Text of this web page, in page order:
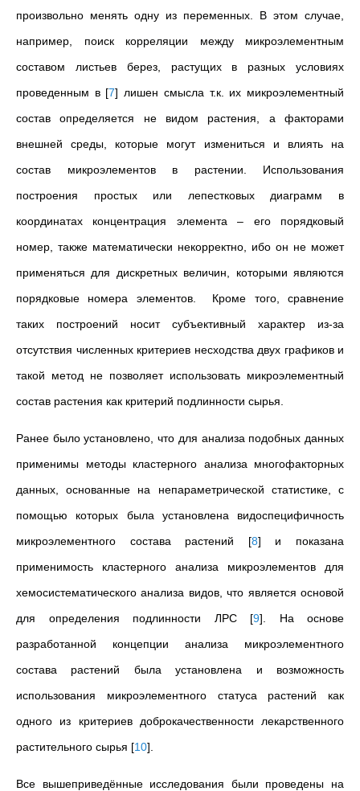
произвольно менять одну из переменных. В этом случае,
например, поиск корреляции между микроэлементным
составом листьев берез, растущих в разных условиях
проведенным в [7] лишен смысла т.к. их микроэлементный
состав определяется не видом растения, а факторами
внешней среды, которые могут измениться и влиять на
состав микроэлементов в растении. Использования
построения простых или лепестковых диаграмм в
координатах концентрация элемента – его порядковый
номер, также математически некорректно, ибо он не может
применяться для дискретных величин, которыми являются
порядковые номера элементов. Кроме того, сравнение
таких построений носит субъективный характер из-за
отсутствия численных критериев несходства двух графиков и
такой метод не позволяет использовать микроэлементный
состав растения как критерий подлинности сырья.
Ранее было установлено, что для анализа подобных данных
применимы методы кластерного анализа многофакторных
данных, основанные на непараметрической статистике, с
помощью которых была установлена видоспецифичность
микроэлементного состава растений [8] и показана
применимость кластерного анализа микроэлементов для
хемосистематического анализа видов, что является основой
для определения подлинности ЛРС [9] . На основе
разработанной концепции анализа микроэлементного
состава растений была установлена и возможность
использования микроэлементного статуса растений как
одного из критериев доброкачественности лекарственного
растительного сырья [10]
Все вышеприведённые исследования были проведены на